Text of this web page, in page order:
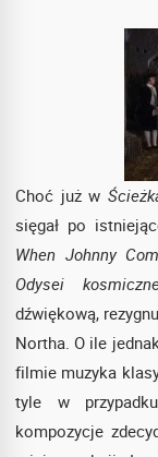
Choć już w
sięgał po
When Johnny
Odysei
dźwiękową,
Northa. O ile
filmie muzyka
tyle w
kompozycje